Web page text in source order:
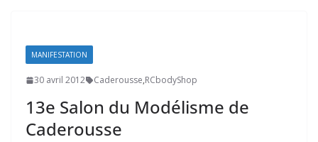
MANIFESTATION
30 avril 2012 Caderousse,RCbodyShop
13e Salon du Modélisme de
Caderousse